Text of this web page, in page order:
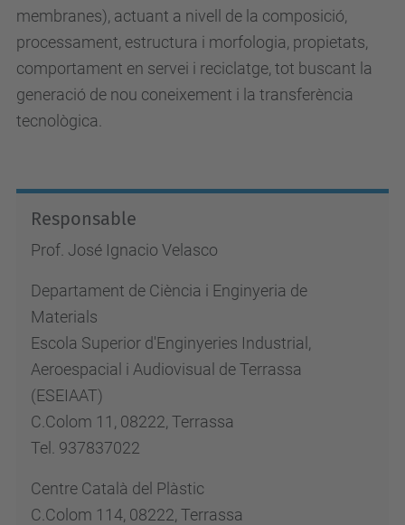
membranes), actuant a nivell de la composició,
processament, estructura i morfologia, propietats,
comportament en servei i reciclatge, tot buscant la
generació de nou coneixement i la transferència
tecnològica.
Responsable
Prof. José Ignacio Velasco
Departament de Ciència i Enginyeria de
Materials
Escola Superior d'Enginyeries Industrial,
Aeroespacial i Audiovisual de Terrassa
(ESEIAAT)
C.Colom 11, 08222, Terrassa
Tel. 937837022
Centre Català del Plàstic
C.Colom 114, 08222, Terrassa